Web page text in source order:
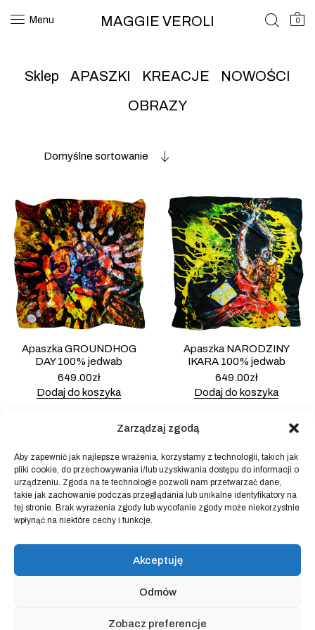
Zarządzaj zgodą
Aby zapewnić jak najlepsze wrażenia, korzystamy z technologii, takich jak
pliki cookie, do przechowywania i/lub uzyskiwania dostępu do informacji o
urządzeniu. Zgoda na te technologie pozwoli nam przetwarzać dane,
takie jak zachowanie podczas przeglądania lub unikalne identyfikatory na
tej stronie. Brak wyrażenia zgody lub wycofanie zgody może niekorzystnie
wpłynąć na niektóre cechy i funkcje.
Akceptuję
Odmów
Zobacz preferencje
Menu MAGGIE VEROLI 0
Sklep APASZKI KREACJE
NOWOŚCI
OBRAZY
Domyślne sortowanie
Apaszka GROUNDHOG
DAY 100% jedwab
649.00zł
Dodaj do koszyka
Apaszka NARODZINY
IKARA 100% jedwab
649.00zł
Dodaj do koszyka
Powered byBlock Shop.
sklep
blog
kontakt
Regulamin sklepu internetowego